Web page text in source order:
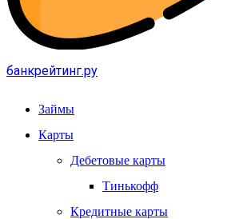
банкрейтинг.ру
Займы
Карты
Дебетовые карты
Тинькофф
Кредитные карты